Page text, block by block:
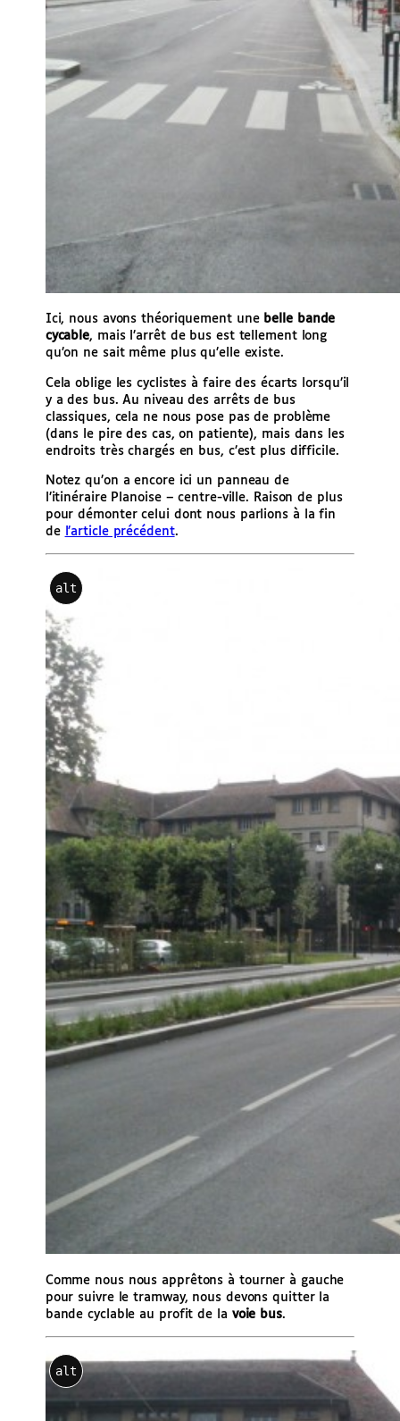
Ici, nous avons théoriquement une belle bande
cycable, mais l’arrêt de bus est tellement long
qu’on ne sait même plus qu’elle existe.
Cela oblige les cyclistes à faire des écarts lorsqu’il
y a des bus. Au niveau des arrêts de bus
classiques, cela ne nous pose pas de problème
(dans le pire des cas, on patiente), mais dans les
endroits très chargés en bus, c’est plus difficile.
Notez qu’on a encore ici un panneau de
l’itinéraire Planoise – centre-ville. Raison de plus
pour démonter celui dont nous parlions à la fin
de l’article précédent.
alt
Comme nous nous apprêtons à tourner à gauche
pour suivre le tramway, nous devons quitter la
bande cyclable au profit de la voie bus.
alt